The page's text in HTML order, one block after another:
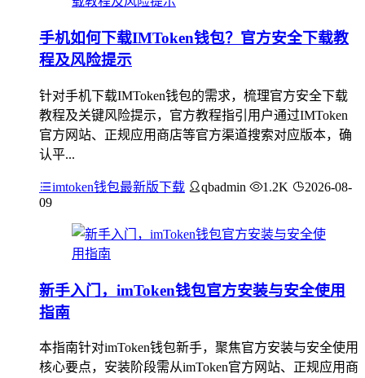
手机如何下载IMToken钱包？官方安全下载教
程及风险提示
针对手机下载IMToken钱包的需求，梳理官方安全下载
教程及关键风险提示，官方教程指引用户通过IMToken
官方网站、正规应用商店等官方渠道搜索对应版本，确
认平...
imtoken钱包最新版下载 qbadmin 1.2K
2026-08-
09
新手入门，imToken钱包官方安装与安全使用
指南
本指南针对imToken钱包新手，聚焦官方安装与安全使用
核心要点，安装阶段需从imToken官方网站、正规应用商